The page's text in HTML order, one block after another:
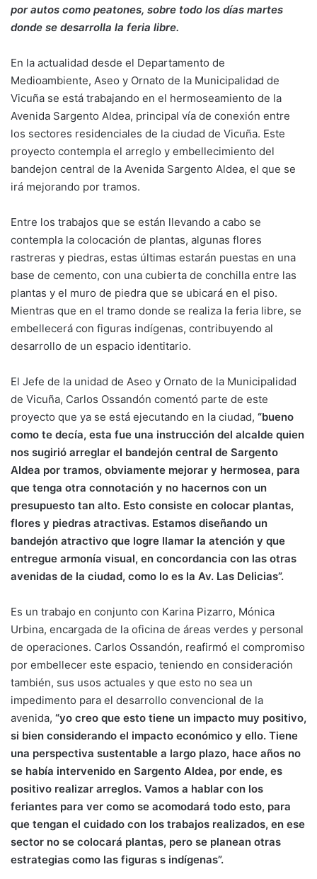
por autos como peatones, sobre todo los días martes
donde se desarrolla la feria libre.
En la actualidad desde el Departamento de
Medioambiente, Aseo y Ornato de la Municipalidad de
Vicuña se está trabajando en el hermoseamiento de la
Avenida Sargento Aldea, principal vía de conexión entre
los sectores residenciales de la ciudad de Vicuña. Este
proyecto contempla el arreglo y embellecimiento del
bandejon central de la Avenida Sargento Aldea, el que se
irá mejorando por tramos.
Entre los trabajos que se están llevando a cabo se
contempla la colocación de plantas, algunas flores
rastreras y piedras, estas últimas estarán puestas en una
base de cemento, con una cubierta de conchilla entre las
plantas y el muro de piedra que se ubicará en el piso.
Mientras que en el tramo donde se realiza la feria libre, se
embellecerá con figuras indígenas, contribuyendo al
desarrollo de un espacio identitario.
El Jefe de la unidad de Aseo y Ornato de la Municipalidad
de Vicuña, Carlos Ossandón comentó parte de este
proyecto que ya se está ejecutando en la ciudad, “bueno
como te decía, esta fue una instrucción del alcalde quien
nos sugirió arreglar el bandejón central de Sargento
Aldea por tramos, obviamente mejorar y hermosea, para
que tenga otra connotación y no hacernos con un
presupuesto tan alto. Esto consiste en colocar plantas,
flores y piedras atractivas. Estamos diseñando un
bandejón atractivo que logre llamar la atención y que
entregue armonía visual, en concordancia con las otras
avenidas de la ciudad, como lo es la Av. Las Delicias”.
Es un trabajo en conjunto con Karina Pizarro, Mónica
Urbina, encargada de la oficina de áreas verdes y personal
de operaciones. Carlos Ossandón, reafirmó el compromiso
por embellecer este espacio, teniendo en consideración
también, sus usos actuales y que esto no sea un
impedimento para el desarrollo convencional de la
avenida, “yo creo que esto tiene un impacto muy positivo,
si bien considerando el impacto económico y ello. Tiene
una perspectiva sustentable a largo plazo, hace años no
se había intervenido en Sargento Aldea, por ende, es
positivo realizar arreglos. Vamos a hablar con los
feriantes para ver como se acomodará todo esto, para
que tengan el cuidado con los trabajos realizados, en ese
sector no se colocará plantas, pero se planean otras
estrategias como las figuras s indígenas”.